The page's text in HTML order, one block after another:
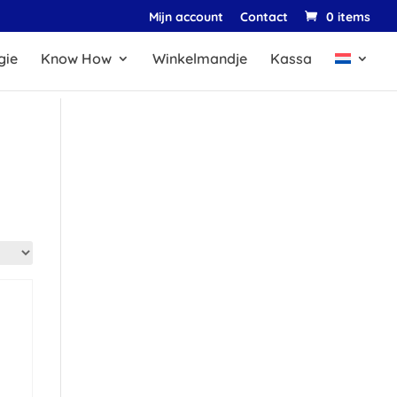
Mijn account Contact 0 items
Know How Winkelmandje Kassa